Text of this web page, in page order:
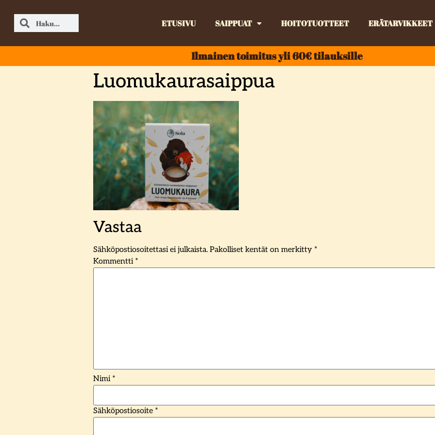
ETUSIVU SAIPPUAT HOITOTUOTTEET ERÄTARVIKKEET
Ilmainen toimitus yli 60€ tilauksille
Luomukaurasaippua
Vastaa
Sähköpostiosoitettasi ei julkaista. Pakolliset kentät on merkitty *
Kommentti *
Nimi *
Sähköpostiosoite *